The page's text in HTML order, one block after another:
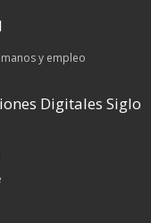
y empleo
Digitales Siglo